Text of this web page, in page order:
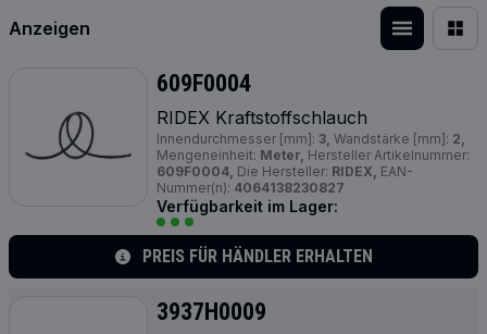
Anzeigen
609F0004
RIDEX Kraftstoffschlauch
Innendurchmesser [mm]: 3, Wandstärke [mm]: 2,
Mengeneinheit: Meter, Hersteller Artikelnummer:
609F0004, Die Hersteller: RIDEX, EAN-
Nummer(n): 4064138230827
Verfügbarkeit im Lager:
PREIS FÜR HÄNDLER ERHALTEN
3937H0009